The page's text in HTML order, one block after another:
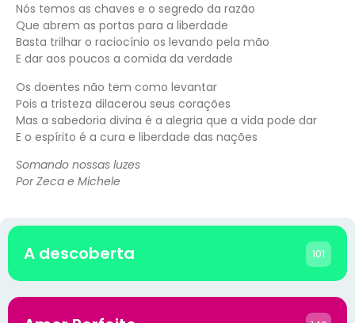
Nós temos as chaves e o segredo da razão
Que abrem as portas para a liberdade
Basta trilhar o raciocínio os levando pela mão
E dar aos poucos a comida da verdade
Os doentes não tem como levantar
Pois a tristeza dilacerou seus corações
Mas a sabedoria divina é a alegria que a vida pode dar
E o espírito é a cura e liberdade das nações
Somando nossas luzes
Por Zeca e Michele
A descoberta 101